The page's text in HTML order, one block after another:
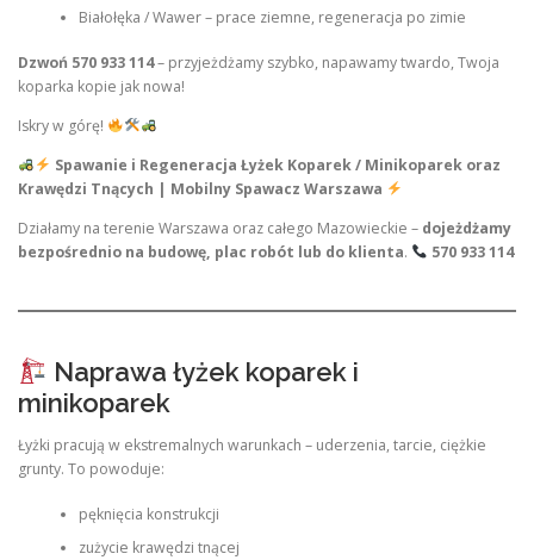
Białołęka / Wawer – prace ziemne, regeneracja po zimie
Dzwoń 570 933 114– przyjeżdżamy szybko, napawamy twardo, Twoja
koparka kopie jak nowa!
Iskry w górę!
Spawanie i Regeneracja Łyżek Koparek / Minikoparek oraz
Krawędzi Tnących | Mobilny Spawacz Warszawa
Działamy na terenie Warszawa oraz całego Mazowieckie – dojeżdżamy
bezpośrednio na budowę, plac robót lub do klienta. 570 933 114
Naprawa łyżek koparek i
minikoparek
Łyżki pracują w ekstremalnych warunkach – uderzenia, tarcie, ciężkie
grunty. To powoduje:
pęknięcia konstrukcji
zużycie krawędzi tnącej